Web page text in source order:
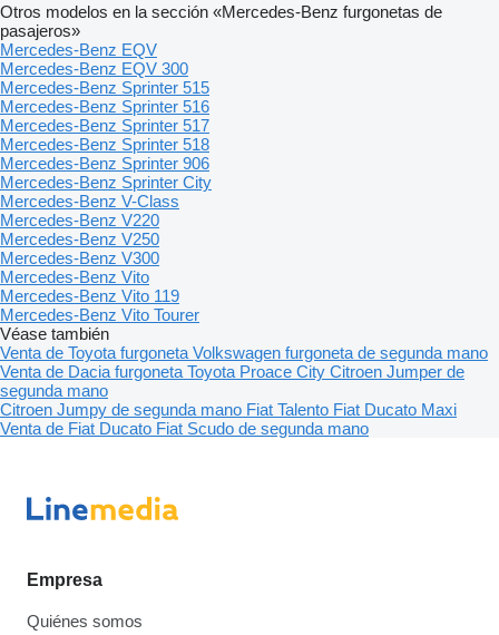
Otros modelos en la sección «Mercedes-Benz furgonetas de
pasajeros»
Mercedes-Benz EQV
Mercedes-Benz EQV 300
Mercedes-Benz Sprinter 515
Mercedes-Benz Sprinter 516
Mercedes-Benz Sprinter 517
Mercedes-Benz Sprinter 518
Mercedes-Benz Sprinter 906
Mercedes-Benz Sprinter City
Mercedes-Benz V-Class
Mercedes-Benz V220
Mercedes-Benz V250
Mercedes-Benz V300
Mercedes-Benz Vito
Mercedes-Benz Vito 119
Mercedes-Benz Vito Tourer
Véase también
Venta de Toyota furgoneta Volkswagen furgoneta de segunda mano
Venta de Dacia furgoneta Toyota Proace City Citroen Jumper de
segunda mano
Citroen Jumpy de segunda mano Fiat Talento Fiat Ducato Maxi
Venta de Fiat Ducato Fiat Scudo de segunda mano
Empresa
Quiénes somos